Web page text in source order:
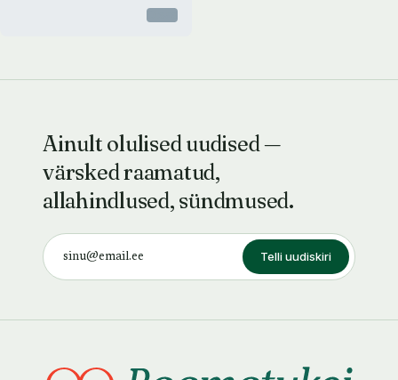
Ainult olulised uudised —
värsked raamatud,
allahindlused, sündmused.
Telli uudiskiri